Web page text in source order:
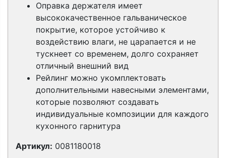
Оправка держателя имеет
высококачественное гальваническое
покрытие, которое устойчиво к
воздействию влаги, не царапается и не
тускнеет со временем, долго сохраняет
отличный внешний вид
Рейлинг можно укомплектовать
дополнительными навесными элементами,
которые позволяют создавать
индивидуальные композиции для каждого
кухонного гарнитура
Артикул: 0081180018